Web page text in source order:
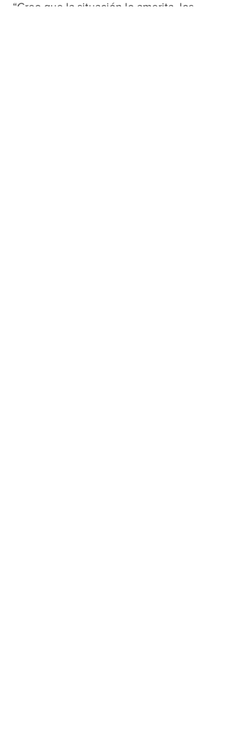
“Creo que la situación lo amerita, los